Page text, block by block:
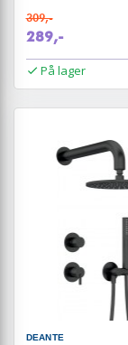
309,-
289,-
På lager
DEANTE